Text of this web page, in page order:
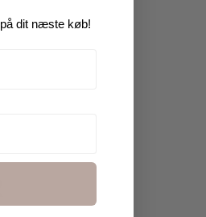
dit næste køb!